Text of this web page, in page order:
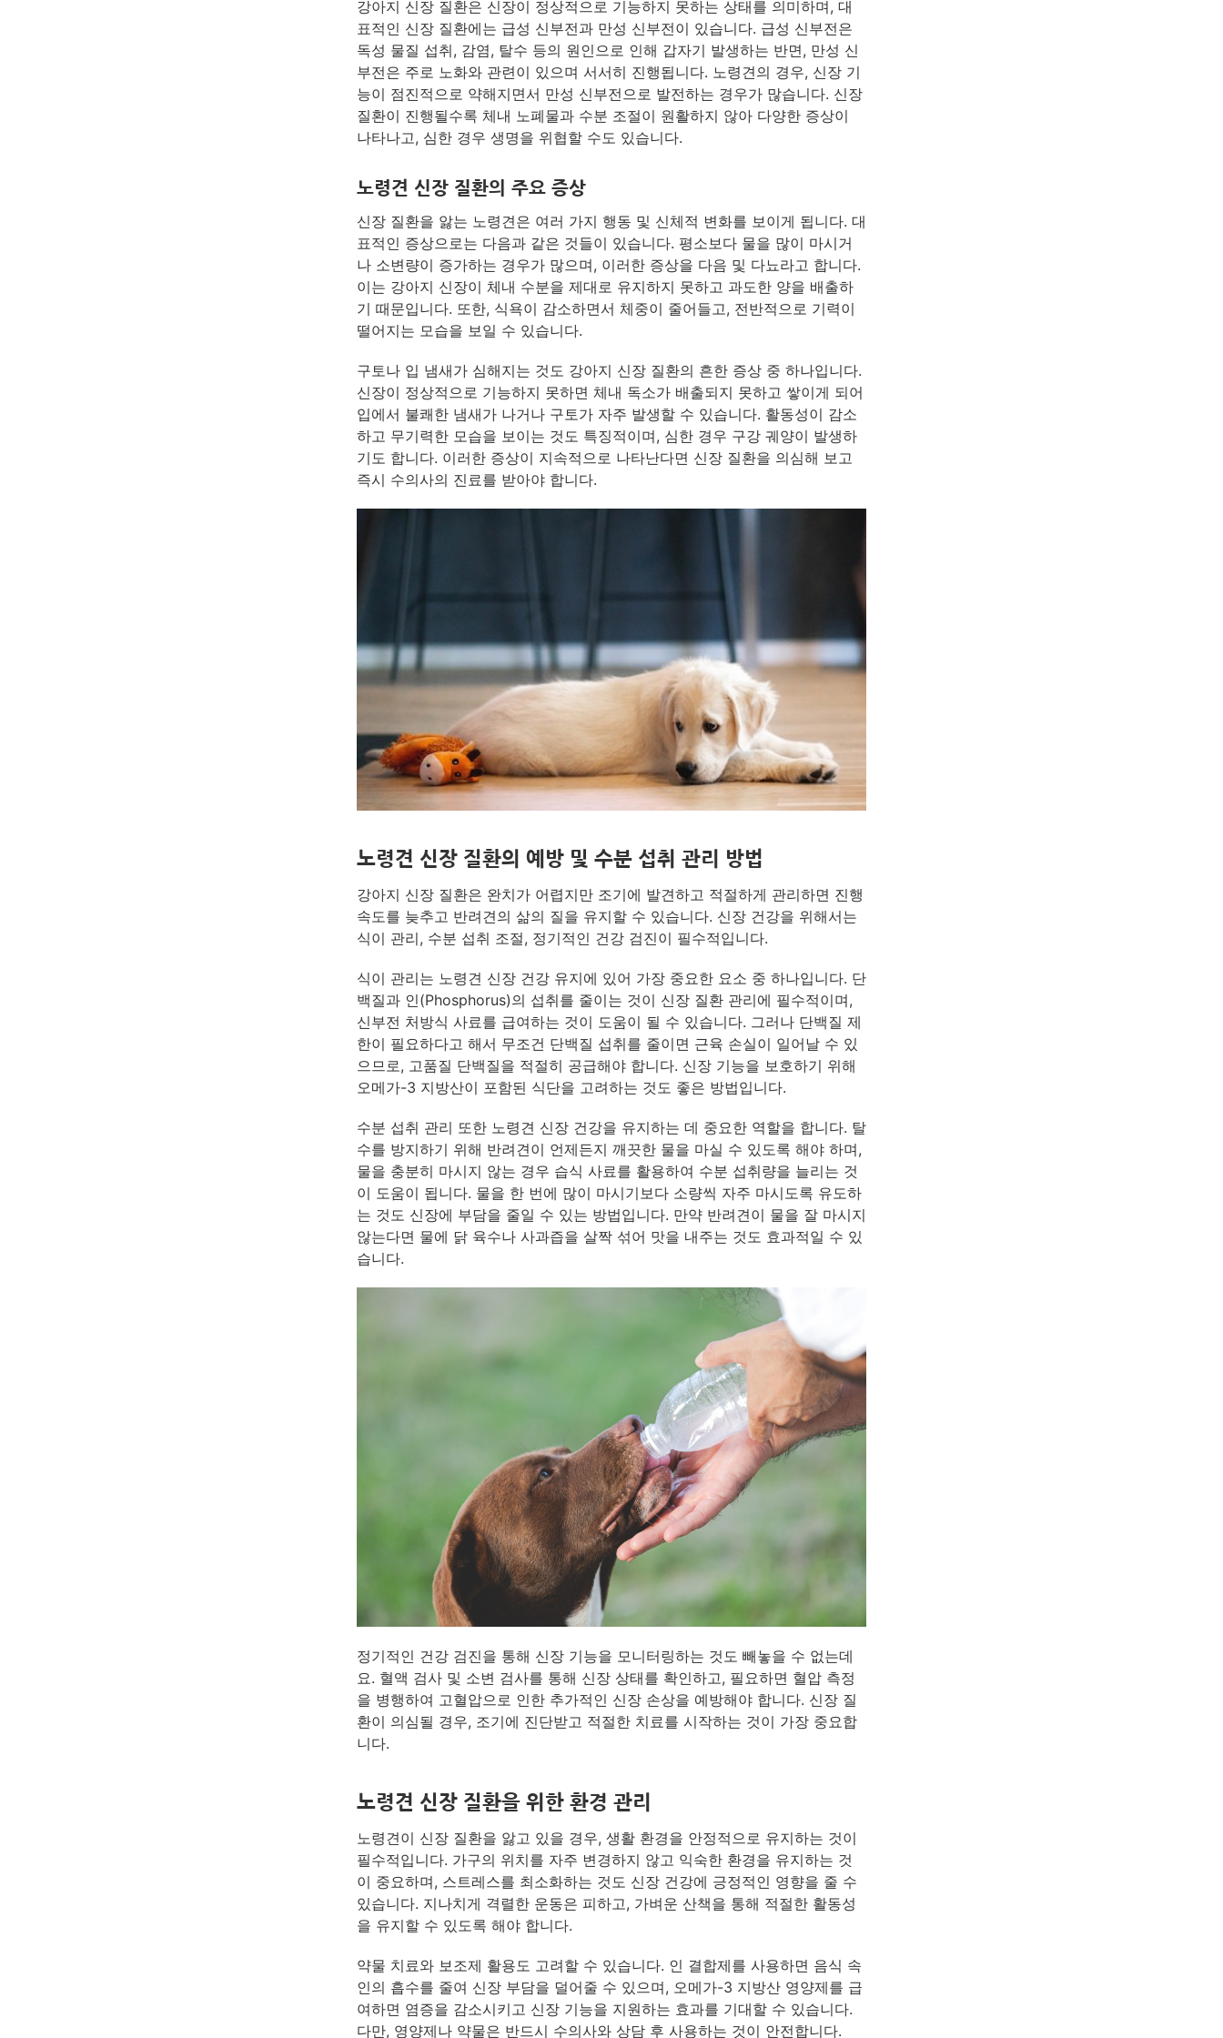
강아지 신장 질환은 신장이 정상적으로 기능하지 못하는 상태를 의미하며, 대
표적인 신장 질환에는 급성 신부전과 만성 신부전이 있습니다. 급성 신부전은
독성 물질 섭취, 감염, 탈수 등의 원인으로 인해 갑자기 발생하는 반면, 만성 신
부전은 주로 노화와 관련이 있으며 서서히 진행됩니다. 노령견의 경우, 신장 기
능이 점진적으로 약해지면서 만성 신부전으로 발전하는 경우가 많습니다. 신장
질환이 진행될수록 체내 노폐물과 수분 조절이 원활하지 않아 다양한 증상이
나타나고, 심한 경우 생명을 위협할 수도 있습니다.
노령견 신장 질환의 주요 증상
신장 질환을 앓는 노령견은 여러 가지 행동 및 신체적 변화를 보이게 됩니다. 대
표적인 증상으로는 다음과 같은 것들이 있습니다. 평소보다 물을 많이 마시거
나 소변량이 증가하는 경우가 많으며, 이러한 증상을 다음 및 다뇨라고 합니다.
이는 강아지 신장이 체내 수분을 제대로 유지하지 못하고 과도한 양을 배출하
기 때문입니다. 또한, 식욕이 감소하면서 체중이 줄어들고, 전반적으로 기력이
떨어지는 모습을 보일 수 있습니다.
구토나 입 냄새가 심해지는 것도 강아지 신장 질환의 흔한 증상 중 하나입니다.
신장이 정상적으로 기능하지 못하면 체내 독소가 배출되지 못하고 쌓이게 되어
입에서 불쾌한 냄새가 나거나 구토가 자주 발생할 수 있습니다. 활동성이 감소
하고 무기력한 모습을 보이는 것도 특징적이며, 심한 경우 구강 궤양이 발생하
기도 합니다. 이러한 증상이 지속적으로 나타난다면 신장 질환을 의심해 보고
즉시 수의사의 진료를 받아야 합니다.
노령견 신장 질환의 예방 및 수분 섭취 관리 방법
강아지 신장 질환은 완치가 어렵지만 조기에 발견하고 적절하게 관리하면 진행
속도를 늦추고 반려견의 삶의 질을 유지할 수 있습니다. 신장 건강을 위해서는
식이 관리, 수분 섭취 조절, 정기적인 건강 검진이 필수적입니다.
식이 관리는 노령견 신장 건강 유지에 있어 가장 중요한 요소 중 하나입니다. 단
백질과 인(Phosphorus)의 섭취를 줄이는 것이 신장 질환 관리에 필수적이며,
신부전 처방식 사료를 급여하는 것이 도움이 될 수 있습니다. 그러나 단백질 제
한이 필요하다고 해서 무조건 단백질 섭취를 줄이면 근육 손실이 일어날 수 있
으므로, 고품질 단백질을 적절히 공급해야 합니다. 신장 기능을 보호하기 위해
오메가-3 지방산이 포함된 식단을 고려하는 것도 좋은 방법입니다.
수분 섭취 관리 또한 노령견 신장 건강을 유지하는 데 중요한 역할을 합니다. 탈
수를 방지하기 위해 반려견이 언제든지 깨끗한 물을 마실 수 있도록 해야 하며,
물을 충분히 마시지 않는 경우 습식 사료를 활용하여 수분 섭취량을 늘리는 것
이 도움이 됩니다. 물을 한 번에 많이 마시기보다 소량씩 자주 마시도록 유도하
는 것도 신장에 부담을 줄일 수 있는 방법입니다. 만약 반려견이 물을 잘 마시지
않는다면 물에 닭 육수나 사과즙을 살짝 섞어 맛을 내주는 것도 효과적일 수 있
습니다.
정기적인 건강 검진을 통해 신장 기능을 모니터링하는 것도 빼놓을 수 없는데
요. 혈액 검사 및 소변 검사를 통해 신장 상태를 확인하고, 필요하면 혈압 측정
을 병행하여 고혈압으로 인한 추가적인 신장 손상을 예방해야 합니다. 신장 질
환이 의심될 경우, 조기에 진단받고 적절한 치료를 시작하는 것이 가장 중요합
니다.
노령견 신장 질환을 위한 환경 관리
노령견이 신장 질환을 앓고 있을 경우, 생활 환경을 안정적으로 유지하는 것이
필수적입니다. 가구의 위치를 자주 변경하지 않고 익숙한 환경을 유지하는 것
이 중요하며, 스트레스를 최소화하는 것도 신장 건강에 긍정적인 영향을 줄 수
있습니다. 지나치게 격렬한 운동은 피하고, 가벼운 산책을 통해 적절한 활동성
을 유지할 수 있도록 해야 합니다.
약물 치료와 보조제 활용도 고려할 수 있습니다. 인 결합제를 사용하면 음식 속
인의 흡수를 줄여 신장 부담을 덜어줄 수 있으며, 오메가-3 지방산 영양제를 급
여하면 염증을 감소시키고 신장 기능을 지원하는 효과를 기대할 수 있습니다.
다만, 영양제나 약물은 반드시 수의사와 상담 후 사용하는 것이 안전합니다.